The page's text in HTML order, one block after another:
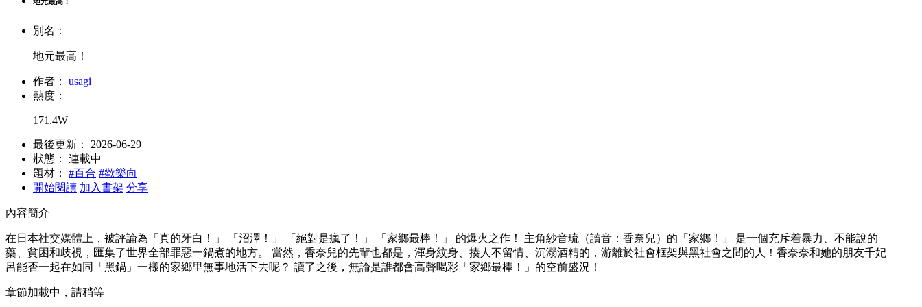
別名：
地元最高！
作者：
usagi
熱度：
171.4W
最後更新：
2026-06-29
狀態：
連載中
題材：
#百合 #歡樂向
開始閱讀 加入書架 分享
內容簡介
在日本社交媒體上，被評論為「真的牙白！」 「沼澤！」 「絕對是瘋了！」 「家鄉最棒！」 的爆火之作！ 主角紗音琉（讀音：香奈兒）的「家鄉！」 是一個充斥着暴力、不能說的
藥、貧困和歧視，匯集了世界全部罪惡一鍋煮的地方。 當然，香奈兒的先輩也都是，渾身紋身、揍人不留情、沉溺酒精的，游離於社會框架與黑社會之間的人！香奈奈和她的朋友千妃
呂能否一起在如同「黑鍋」一樣的家鄉里無事地活下去呢？ 讀了之後，無論是誰都會高聲喝彩「家鄉最棒！」的空前盛況！
章節加載中，請稍等